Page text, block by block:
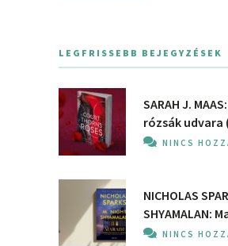
LEGFRISSEBB BEJEGYZÉSEK
SARAH J.
rózsák udvara
NINCS
NICHOLAS
SHYAMALAN:
NINCS